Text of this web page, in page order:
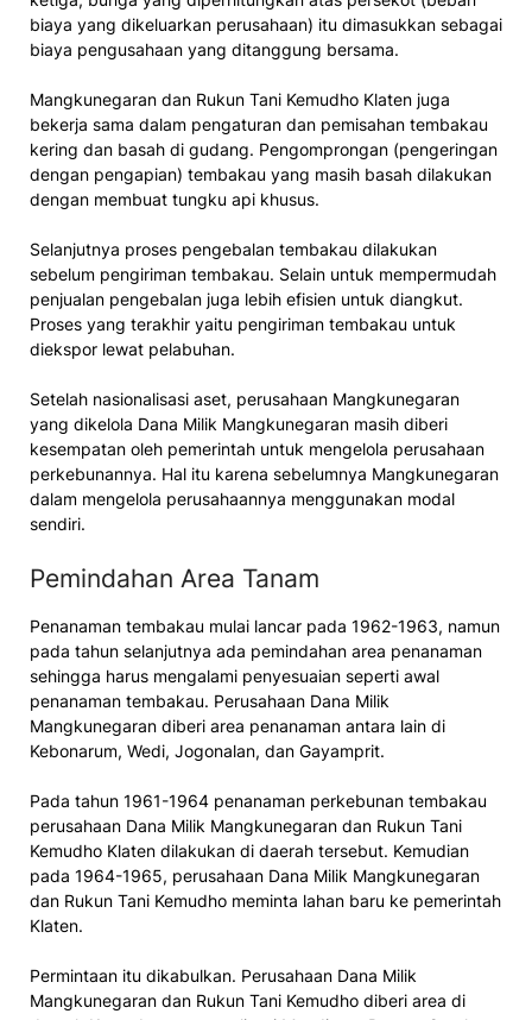
biaya yang dikeluarkan perusahaan) itu dimasukkan sebagai
biaya pengusahaan yang ditanggung bersama.
Mangkunegaran dan Rukun Tani Kemudho Klaten juga
bekerja sama dalam pengaturan dan pemisahan tembakau
kering dan basah di gudang. Pengomprongan (pengeringan
dengan pengapian) tembakau yang masih basah dilakukan
dengan membuat tungku api khusus.
Selanjutnya proses pengebalan tembakau dilakukan
sebelum pengiriman tembakau. Selain untuk mempermudah
penjualan pengebalan juga lebih efisien untuk diangkut.
Proses yang terakhir yaitu pengiriman tembakau untuk
diekspor lewat pelabuhan.
Setelah nasionalisasi aset, perusahaan Mangkunegaran
yang dikelola Dana Milik Mangkunegaran masih diberi
kesempatan oleh pemerintah untuk mengelola perusahaan
perkebunannya. Hal itu karena sebelumnya Mangkunegaran
dalam mengelola perusahaannya menggunakan modal
sendiri.
Pemindahan Area Tanam
Penanaman tembakau mulai lancar pada 1962-1963, namun
pada tahun selanjutnya ada pemindahan area penanaman
sehingga harus mengalami penyesuaian seperti awal
penanaman tembakau. Perusahaan Dana Milik
Mangkunegaran diberi area penanaman antara lain di
Kebonarum, Wedi, Jogonalan, dan Gayamprit.
Pada tahun 1961-1964 penanaman perkebunan tembakau
perusahaan Dana Milik Mangkunegaran dan Rukun Tani
Kemudho Klaten dilakukan di daerah tersebut. Kemudian
pada 1964-1965, perusahaan Dana Milik Mangkunegaran
dan Rukun Tani Kemudho meminta lahan baru ke pemerintah
Klaten.
Permintaan itu dikabulkan. Perusahaan Dana Milik
Mangkunegaran dan Rukun Tani Kemudho diberi area di